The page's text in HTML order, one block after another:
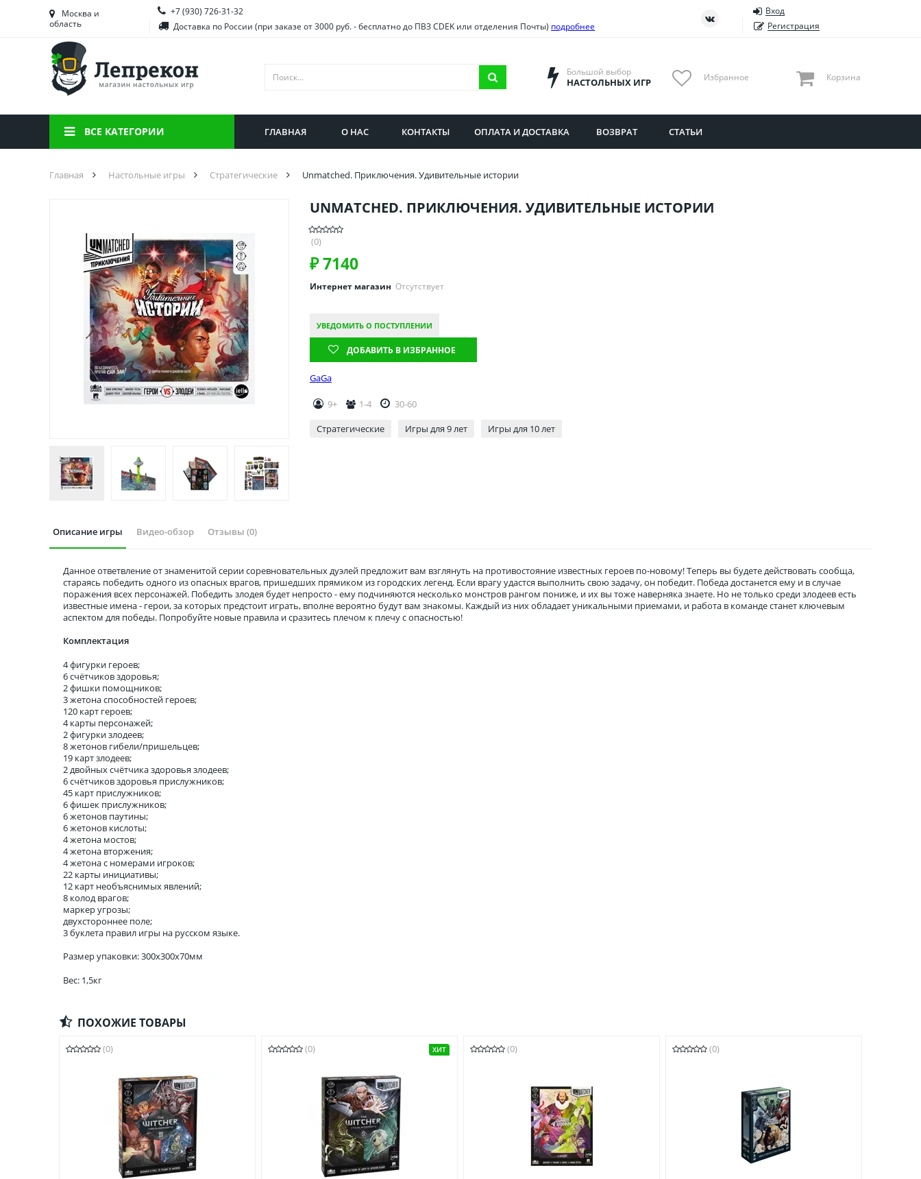
Башкортостан
Брянская область
Вологодская область
Воронежская область
Иркутская область
Саратовская область
Тюменская область
Ульяновская область
Москва и
область
+7 (930) 726-31-32
Доставка по России (при заказе от 3000 руб. - бесплатно до ПВЗ CDEK или отделения Почты) подробнее
Вход
Регистрация
Большой выбор
НАСТОЛЬНЫХ ИГР Избранное Корзина
ВСЕ КАТЕГОРИИ ГЛАВНАЯ О НАС КОНТАКТЫ ОПЛАТА И ДОСТАВКА ВОЗВРАТ СТАТЬИ
Главная Настольные игры Стратегические Unmatched. Приключения. Удивительные истории
UNMATCHED. ПРИКЛЮЧЕНИЯ. УДИВИТЕЛЬНЫЕ ИСТОРИИ
(0)
₽7140
Интернет магазин Отсутствует
УВЕДОМИТЬ О ПОСТУПЛЕНИИ
ДОБАВИТЬ В ИЗБРАННОЕ
GaGa
9+ 1-4
30-60
Стратегические
Игры для 9 лет Игры для 10 лет
Описание игры Видео-обзор Отзывы (0)
Данное ответвление от знаменитой серии соревновательных дуэлей предложит вам взглянуть на противостояние известных героев по-новому! Теперь вы будете действовать сообща,
стараясь победить одного из опасных врагов, пришедших прямиком из городских легенд. Если врагу удастся выполнить свою задачу, он победит. Победа достанется ему и в случае
поражения всех персонажей. Победить злодея будет непросто - ему подчиняются несколько монстров рангом пониже, и их вы тоже наверняка знаете. Но не только среди злодеев есть
известные имена - герои, за которых предстоит играть, вполне вероятно будут вам знакомы. Каждый из них обладает уникальными приемами, и работа в команде станет ключевым
аспектом для победы. Попробуйте новые правила и сразитесь плечом к плечу с опасностью!
Комплектация
4 фигурки героев;
6 счётчиков здоровья;
2 фишки помощников;
3 жетона способностей героев;
120 карт героев;
4 карты персонажей;
2 фигурки злодеев;
8 жетонов гибели/пришельцев;
19 карт злодеев;
2 двойных счётчика здоровья злодеев;
6 счётчиков здоровья прислужников;
45 карт прислужников;
6 фишек прислужников;
6 жетонов паутины;
6 жетонов кислоты;
4 жетона мостов;
4 жетона вторжения;
4 жетона с номерами игроков;
22 карты инициативы;
12 карт необъяснимых явлений;
8 колод врагов;
маркер угрозы;
двухстороннее поле;
3 буклета правил игры на русском языке.
Размер упаковки: 300x300x70мм
Вес: 1,5кг
ПОХОЖИЕ ТОВАРЫ
(0) (0) ХИТ (0) (0)